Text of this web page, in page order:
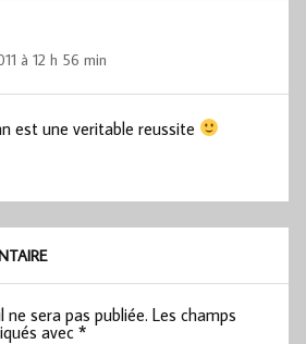
à 12 h 56 min
est une veritable reussite
sera pas publiée. Les champs
avec*